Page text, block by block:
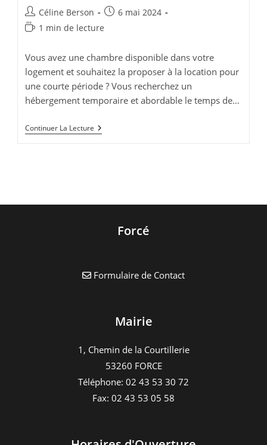
Auteur/autrice
de
Céline Berson
Publication
6 mai 2024
Temps
lecture :
1 min de lecture
Vous avez une chambre disponible dans votre
logement et souhaitez la proposer à la location pour
une courte période ? Vous recherchez un
hébergement temporaire et abordable le temps de…
Continuer La Lecture Hébergement
Temporaire
Forcé
Formulaire de Contact
Mairie
1, Chemin de la Courtillerie
53260 FORCE
Téléphone: 02 43 53 30 72
Fax: 02 43 53 05 58